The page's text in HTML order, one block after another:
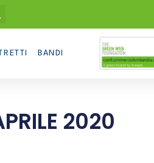
BANDI
2020